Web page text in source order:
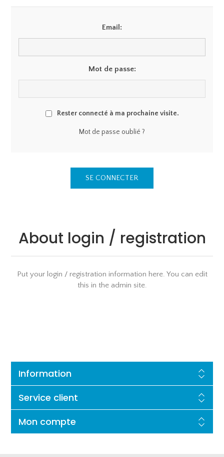
Email:
Mot de passe:
Rester connecté à ma prochaine visite.
Mot de passe oublié ?
SE CONNECTER
About login / registration
Put your login / registration information here. You can edit
this in the admin site.
Information
Service client
Mon compte